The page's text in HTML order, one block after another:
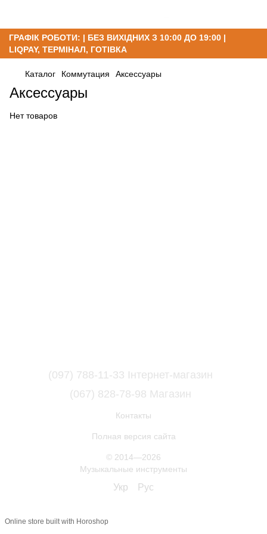
ГРАФІК РОБОТИ: | БЕЗ ВИХІДНИХ З 10:00 ДО 19:00 |
LIQPAY, ТЕРМІНАЛ, ГОТІВКА
Каталог Коммутация Аксессуары
Аксессуары
Нет товаров
(097) 788-11-33 Інтернет-магазин
(067) 828-78-98 Магазин
Контакты
Полная версия сайта
© 2014—2026
Музыкальные инструменты
Укр Рус
Online store built with Horoshop